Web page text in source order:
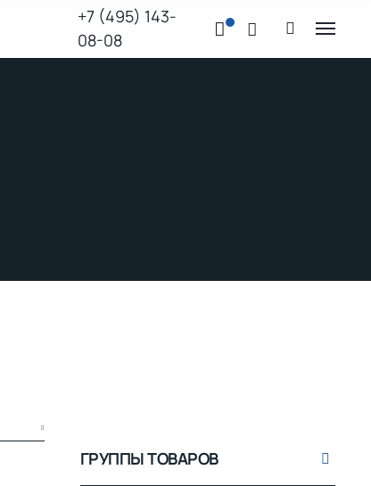
+7 (495) 143-
08-08
ГРУППЫ ТОВАРОВ